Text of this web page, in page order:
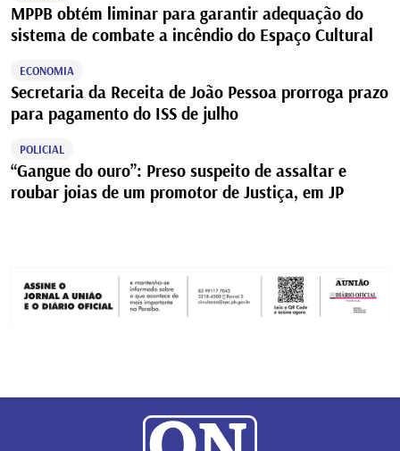
MPPB obtém liminar para garantir adequação do
sistema de combate a incêndio do Espaço Cultural
ECONOMIA
Secretaria da Receita de João Pessoa prorroga prazo
para pagamento do ISS de julho
POLICIAL
“Gangue do ouro”: Preso suspeito de assaltar e
roubar joias de um promotor de Justiça, em JP